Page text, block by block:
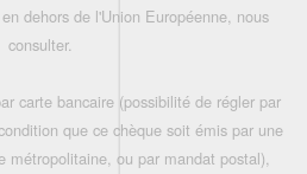
dehors de l'Union Européenne, nous
consulter.
carte bancaire (possibilité de régler par
que ce chèque soit émis par une
métropolitaine, ou par mandat postal),